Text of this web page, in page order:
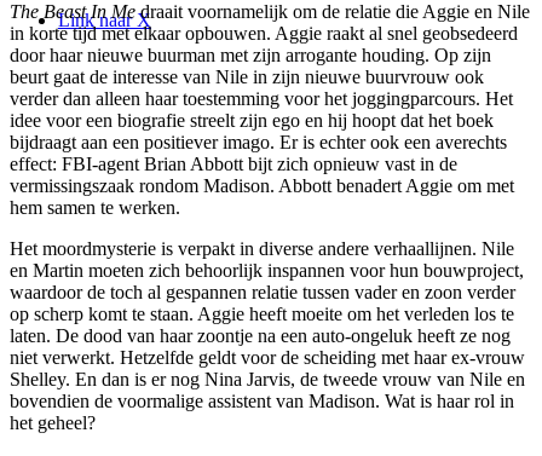
Link naar X
The Beast In Medraait voornamelijk om de relatie die Aggie en Nile
in korte tijd met elkaar opbouwen. Aggie raakt al snel geobsedeerd
door haar nieuwe buurman met zijn arrogante houding. Op zijn
beurt gaat de interesse van Nile in zijn nieuwe buurvrouw ook
verder dan alleen haar toestemming voor het joggingparcours. Het
idee voor een biografie streelt zijn ego en hij hoopt dat het boek
bijdraagt aan een positiever imago. Er is echter ook een averechts
effect: FBI-agent Brian Abbott bijt zich opnieuw vast in de
vermissingszaak rondom Madison. Abbott benadert Aggie om met
hem samen te werken.
Het moordmysterie is verpakt in diverse andere verhaallijnen. Nile
en Martin moeten zich behoorlijk inspannen voor hun bouwproject,
waardoor de toch al gespannen relatie tussen vader en zoon verder
op scherp komt te staan. Aggie heeft moeite om het verleden los te
laten. De dood van haar zoontje na een auto-ongeluk heeft ze nog
niet verwerkt. Hetzelfde geldt voor de scheiding met haar ex-vrouw
Shelley. En dan is er nog Nina Jarvis, de tweede vrouw van Nile en
bovendien de voormalige assistent van Madison. Wat is haar rol in
het geheel?